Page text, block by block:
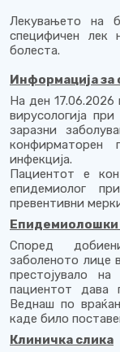
Лекувањето на
специфичен лек
болеста.
Информација за
На ден
вирусологија
заразни
конфирматорен
инфекција.
Пациентот е
епидемиолог
превентивни
Епидемиолошки
Според
заболеното лице
престојувало
пациентот дава
Веднаш по
каде било
Клиничка слика